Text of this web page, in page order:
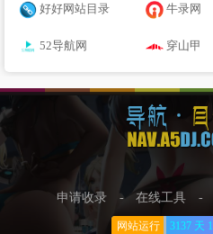
好好网站目录 牛录网
52导航网 穿山甲
申请收录 - 在线工具 -
网站运行 3137 天